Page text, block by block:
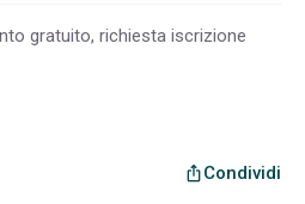
gratuito, richiesta iscrizione
ios_shareCondividi